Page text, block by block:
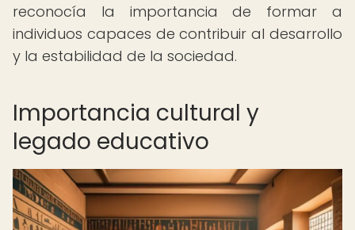
reconocía la importancia de formar a
individuos capaces de contribuir al desarrollo
y la estabilidad de la sociedad.
Importancia cultural y
legado educativo